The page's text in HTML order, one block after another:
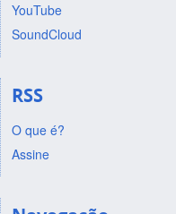
YouTube
SoundCloud
RSS
O que é?
Assine